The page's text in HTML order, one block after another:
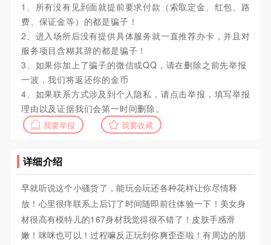
1、所有没有见到面就提前要求付款（索取定金、红包、路
费、保证金等）的都是骗子！
2、进入场所后没有提供具体服务就一直推荐办卡，并且对
服务项目含糊其辞的都是骗子！
3、如果你加上了骗子的微信或QQ，请在删除之前先举报
一波，我们将返还你的金币
4、如果联系方式涉及到个人隐私，请点击举报，填写举报
理由以及证据我们会第一时间删除。
我要举报 我要收藏
详细介绍
早就听说这个小骚货了，能玩会玩还各种花样让你尽情释
放！心里很痒联系上后订了时间随即前往体验一下！美女身
材很高有模特儿的167身材我觉得很不错了！皮肤手感滑
嫩！咪咪也可以！过程嘛反正玩到你爽歪歪啦！有周边的朋